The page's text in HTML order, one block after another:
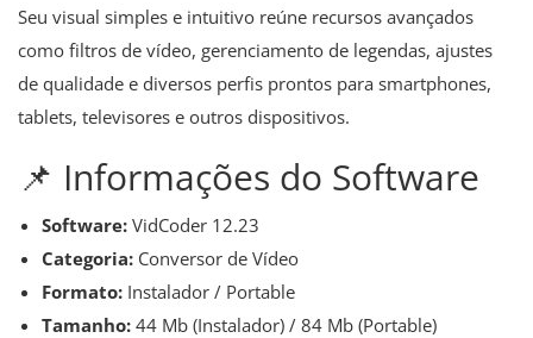
Seu visual simples e intuitivo reúne recursos avançados
como filtros de vídeo, gerenciamento de legendas, ajustes
de qualidade e diversos perfis prontos para smartphones,
tablets, televisores e outros dispositivos.
📌 Informações do Software
Software: VidCoder 12.23
Categoria: Conversor de Vídeo
Formato: Instalador / Portable
Tamanho: 44 Mb (Instalador) / 84 Mb (Portable)